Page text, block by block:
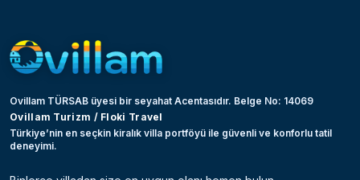
Ovillam TÜRSAB üyesi bir seyahat Acentasıdır. Belge No: 14069
Ovillam Turizm / Floki Travel
Türkiye’nin en seçkin kiralık villa portföyü ile güvenli ve konforlu tatil
deneyimi.